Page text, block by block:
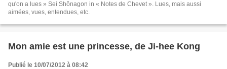
qu'on a lues » Sei Shônagon in « Notes de Chevet ». Lues, mais aussi
aimées, vues, entendues, etc.
Mon amie est une princesse, de Ji-hee Kong
Publié le 10/07/2012 à 08:42